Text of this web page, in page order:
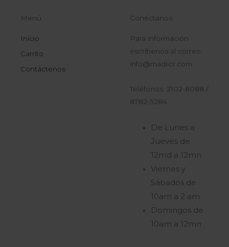
Menú
Inicio
Carrito
Contáctenos
Conéctanos
Para información
escríbenos al correo:
info@madiicr.com
Teléfonos: 2102-8088 /
8782-5284
De Lunes a
Jueves de
12md a 12mn.
Viernes y
Sábados de
10am a 2 am
Domingos de
10am a 12mn